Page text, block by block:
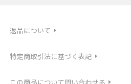
返品について
特定商取引法に基づく表記